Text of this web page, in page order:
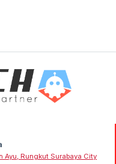
Ayu, Rungkut Surabaya City